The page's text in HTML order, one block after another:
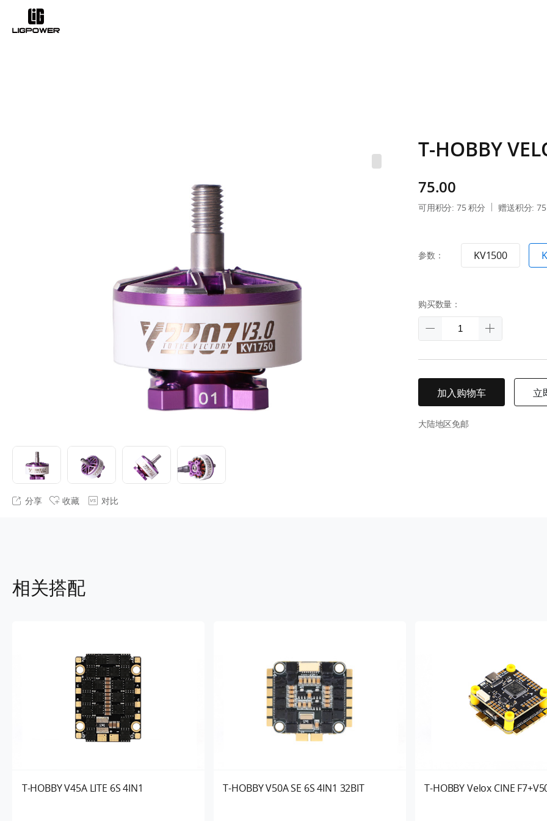
分享 收藏 对比
T-HOBBY
75.00
可用积分: 75积分 赠送积分:75
参数： KV1500
购买数量：
加入购物车 立
大陆地区免邮
相关搭配
T-HOBBY V45A LITE 6S 4IN1 T-HOBBY V50A SE 6S 4IN1 32BIT T-HOBBY Velox CINE